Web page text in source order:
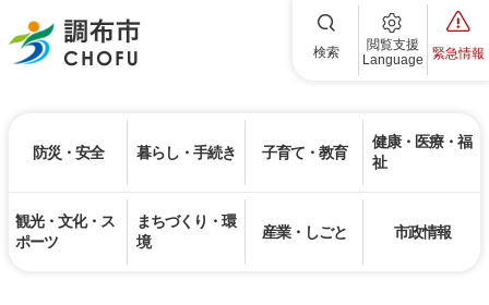
調布市 検索
閲覧支援
Language
緊急情報
防災・安全 暮らし・手続き 子育て・教育
健康・医療・福
祉
観光・文化・ス
ポーツ
まちづくり・環
境
産業・しごと 市政情報